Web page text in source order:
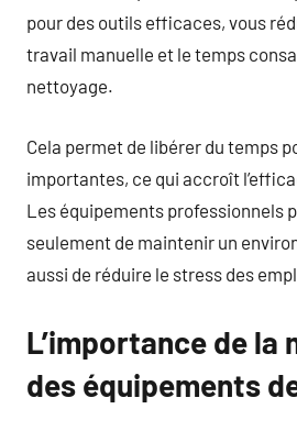
pour des outils efficaces, vous
travail manuelle et le temps
nettoyage.
Cela permet de libérer du temps
importantes, ce qui accroît
Les équipements professionnels
seulement de maintenir un
aussi de réduire le stress des
L’importance de la
des équipements